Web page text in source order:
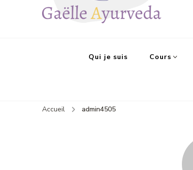
Qui je suis Cours
Accueil admin4505